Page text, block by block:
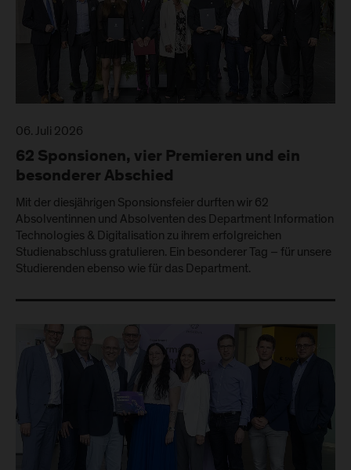
06. Juli 2026
62 Sponsionen, vier Premieren und ein
besonderer Abschied
Mit der diesjährigen Sponsionsfeier durften wir 62
Absolventinnen und Absolventen des Department Information
Technologies & Digitalisation zu ihrem erfolgreichen
Studienabschluss gratulieren. Ein besonderer Tag – für unsere
Studierenden ebenso wie für das Department.